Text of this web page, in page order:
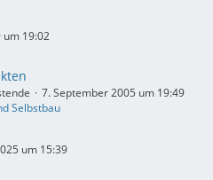
um 19:02
7. September 2005 um 19:49
Selbstbau
um 15:39